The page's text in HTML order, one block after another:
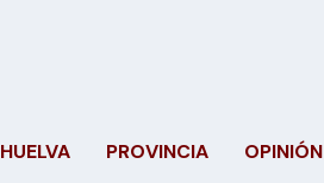
HUELVA PROVINCIA OPINIÓN